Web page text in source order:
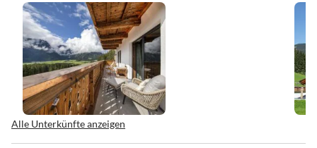
Alle Unterkünfte anzeigen